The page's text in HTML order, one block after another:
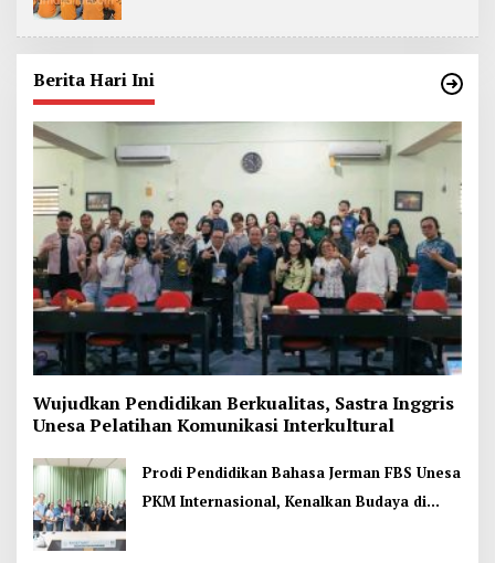
Berita Hari Ini
Wujudkan Pendidikan Berkualitas, Sastra Inggris
Unesa Pelatihan Komunikasi Interkultural
Prodi Pendidikan Bahasa Jerman FBS Unesa
PKM Internasional, Kenalkan Budaya di